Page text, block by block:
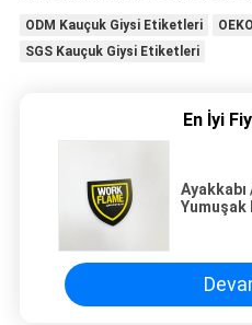
ODM Kauçuk Giysi Etiketleri
SGS Kauçuk Giysi Etiketleri
En İyi
Yumuşak